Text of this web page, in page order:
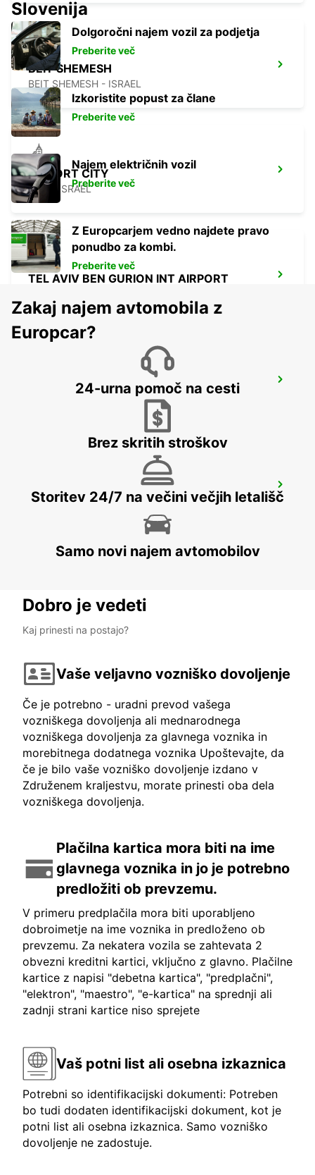
BEIT SHEMESH
BEIT SHEMESH - ISRAEL
AIRPORT CITY
LOD - ISRAEL
TEL AVIV BEN GURION INT AIRPORT
KFAR SABA
PETAH TIKVA
PETAH TIKVA - ISRAEL
Slovenija
Dolgoročni najem vozil za podjetja
Preberite več
Izkoristite popust za člane
Preberite več
Najem električnih vozil
Preberite več
Z Europcarjem vedno najdete pravo
ponudbo za kombi.
Preberite več
Zakaj najem avtomobila z
Europcar?
24-urna pomoč na cesti
Brez skritih stroškov
Storitev 24/7 na večini večjih letališč
Samo novi najem avtomobilov
Dobro je vedeti
Kaj prinesti na postajo?
Vaše veljavno vozniško dovoljenje
Če je potrebno - uradni prevod vašega
vozniškega dovoljenja ali mednarodnega
vozniškega dovoljenja za glavnega voznika in
morebitnega dodatnega voznika Upoštevajte, da
če je bilo vaše vozniško dovoljenje izdano v
Združenem kraljestvu, morate prinesti oba dela
vozniškega dovoljenja.
Plačilna kartica mora biti na ime
glavnega voznika in jo je potrebno
predložiti ob prevzemu.
V primeru predplačila mora biti uporabljeno
dobroimetje na ime voznika in predloženo ob
prevzemu. Za nekatera vozila se zahtevata 2
obvezni kreditni kartici, vključno z glavno. Plačilne
kartice z napisi "debetna kartica", "predplačni",
"elektron", "maestro", "e-kartica" na sprednji ali
zadnji strani kartice niso sprejete
Vaš potni list ali osebna izkaznica
Potrebni so identifikacijski dokumenti: Potreben
bo tudi dodaten identifikacijski dokument, kot je
potni list ali osebna izkaznica. Samo vozniško
dovoljenje ne zadostuje.